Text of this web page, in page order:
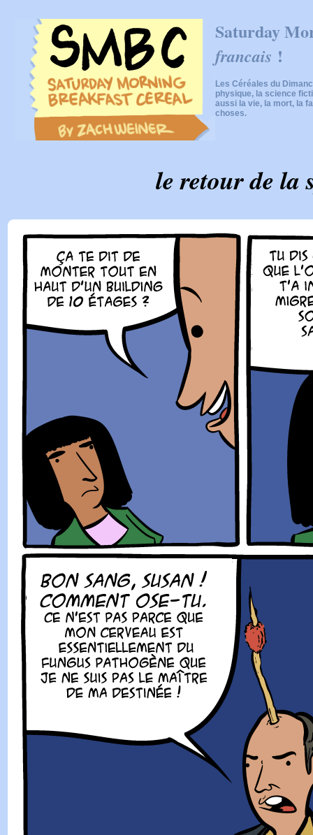
Saturday
francais !
Les Céréales du
physique, la science
aussi la vie, la mort, la
choses.
le retour de la